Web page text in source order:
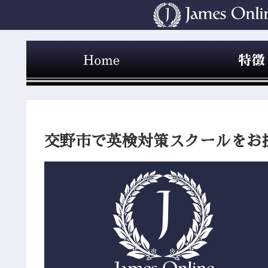
交野市で英検対策スクールをお